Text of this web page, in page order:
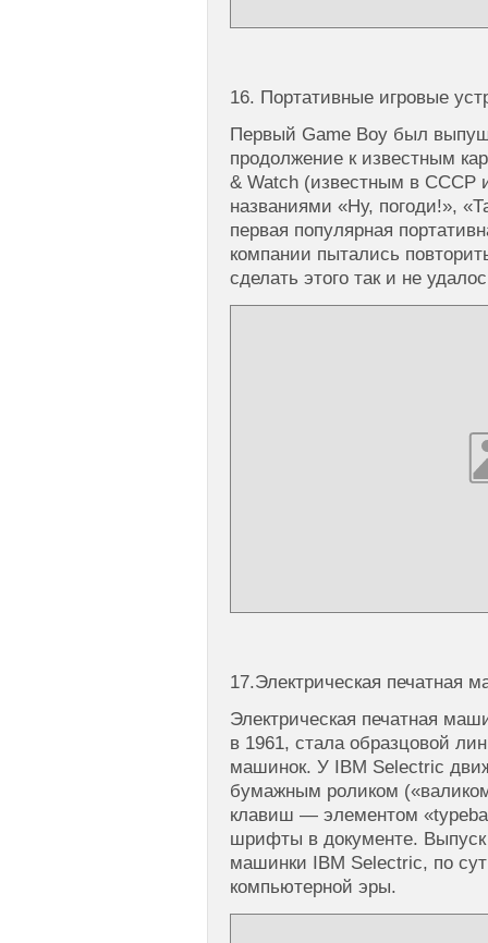
16. Портативные игровые
Первый Game Boy был
продолжение к известным
& Watch (известным в СССР
названиями «Ну, погоди!»,
первая популярная
компании пытались
сделать этого так и не
17.Электрическая печатная
Электрическая печатная
в 1961, стала образцовой
машинок. У IBM Selectric
бумажным роликом
клавиш — элементом
шрифты в документе. Выпуск
машинки IBM Selectric, по
компьютерной эры.